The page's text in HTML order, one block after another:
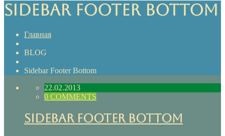
Sidebar Footer Bottom
Главная
BLOG
Sidebar Footer Bottom
22.02.2013
0 COMMENTS
Sidebar Footer Bottom